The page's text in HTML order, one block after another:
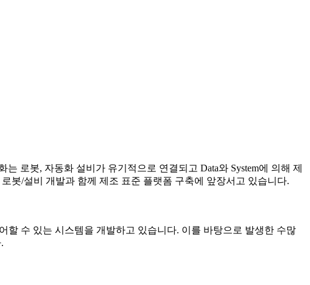
로봇, 자동화 설비가 유기적으로 연결되고 Data와 System에 의해 제
봇/설비 개발과 함께 제조 표준 플랫폼 구축에 앞장서고 있습니다.
할 수 있는 시스템을 개발하고 있습니다. 이를 바탕으로 발생한 수많